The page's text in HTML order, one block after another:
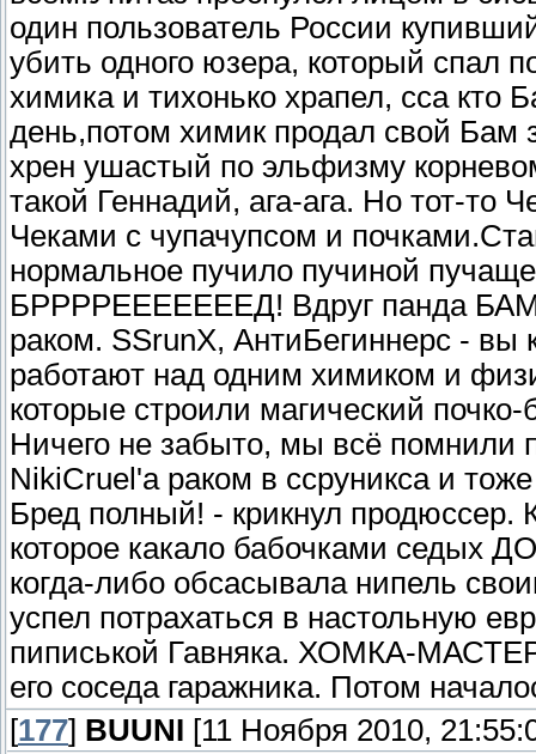
один пользователь России
убить одного юзера, который спал
химика и тихонько храпел, сса кто
день,потом химик продал свой Бам
хрен ушастый по эльфизму
такой Геннадий, ага-ага. Но тот-то
Чеками с чупачупсом и
нормальное пучило пучиной
БРРРРЕЕЕЕЕЕЕД! Вдруг панда
раком. SSrunX, АнтиБегиннерс -
работают над одним химиком и
которые строили магический
Ничего не забыто, мы всё помнили
NikiCruel'a раком в ссруникса и
Бред полный! - крикнул продюссер.
которое какало бабочками седых
когда-либо обсасывала нипель
успел потрахаться в настольную
пиписькой Гавняка. ХОМКА-МАСТЕР
его соседа гаражника. Потом
[177] BUUNI [11 Ноября 2010,